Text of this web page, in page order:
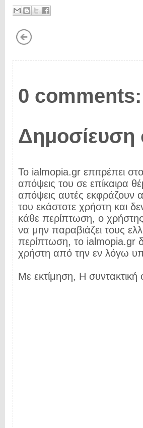
0 comments:
Δημοσίευση
Το ialmopia.gr επιτρέπει
απόψεις του σε επίκαιρα
απόψεις αυτές εκφράζουν
του εκάστοτε χρήστη και
κάθε περίπτωση, ο
να μην παραβιάζει τους
περίπτωση, το ialmopia.gr
χρήστη από την εν λόγω
Με εκτίμηση, Η